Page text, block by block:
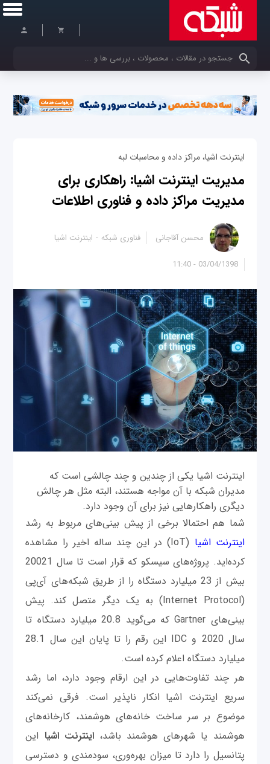
کلمات کلیدی خود را وارد کنید
اینترنت اشیا، مراکز داده و محاسبات لبه
مدیریت اینترنت اشیا: راهکاری برای
مدیریت مراکز داده و فناوری اطلاعات
03/04/1398 - 11:40
محسن آقاجانی فناوری شبکه اینترنت اشیا
اینترنت اشیا یکی از چندین و چند چالشی است که
مدیران شبکه با آن مواجه هستند، البته مثل هر چالش
دیگری راهکارهایی نیز برای آن وجود دارد.
شما هم احتمالا برخی از پیش بینی‌های مربوط به رشد
اینترنت اشیا
(IoT) در این چند ساله اخیر را مشاهده
کرده‌اید. پروژه‌های سیسکو که قرار است تا سال 20021
بیش از 23 میلیارد دستگاه را از طریق شبکه‌های آی‌پی
(Internet Protocol) به یک دیگر متصل کند. پیش
بینی‌های Gartner که می‌گوید 20.8 میلیارد دستگاه تا
سال 2020 و IDC این رقم را تا پایان این سال 28.1
میلیارد دستگاه اعلام کرده است.
هر چند تفاوت‌هایی در این ارقام وجود دارد، اما رشد
سریع اینترنت اشیا انکار ناپذیر است. فرقی نمی‌کند
موضوع بر سر ساخت خانه‌های هوشمند، کارخانه‌های
هوشمند یا شهرهای هوشمند باشد،اینترنت اشیا این
پتانسيل را دارد تا میزان بهره‌وری، سودمندی و دسترسی